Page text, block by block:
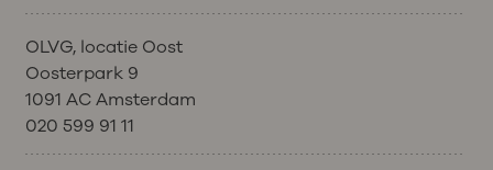
OLVG, locatie Oost
Oosterpark 9
1091 AC Amsterdam
020 599 91 11